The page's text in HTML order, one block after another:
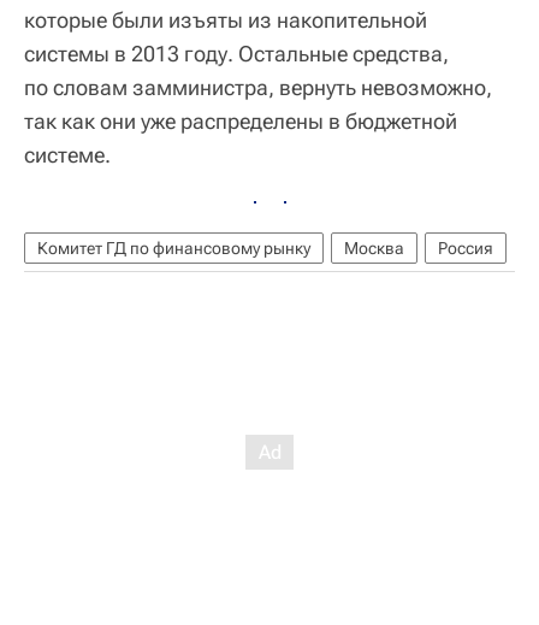
которые были изъяты из накопительной
системы в 2013 году. Остальные средства,
по словам замминистра, вернуть невозможно,
так как они уже распределены в бюджетной
системе.
Комитет ГД по финансовому рынку Москва Россия